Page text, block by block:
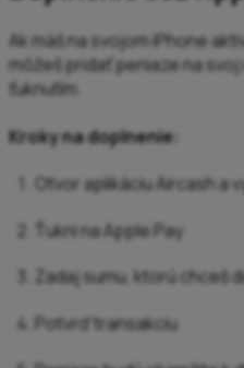
Ak máš na svojom iPhone
môžeš pridať peniaze na
ťuknutím.
Kroky na doplnenie:
Otvor aplikáciu Aircash a
Ťukni na Apple Pay
Zadaj sumu, ktorú chceš
Potvrď transakciu